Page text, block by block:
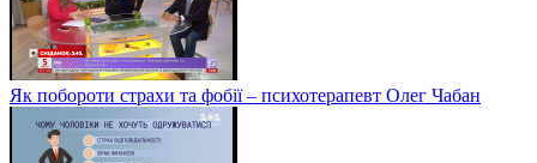
Як побороти страхи та фобії – психотерапевт Олег Чабан